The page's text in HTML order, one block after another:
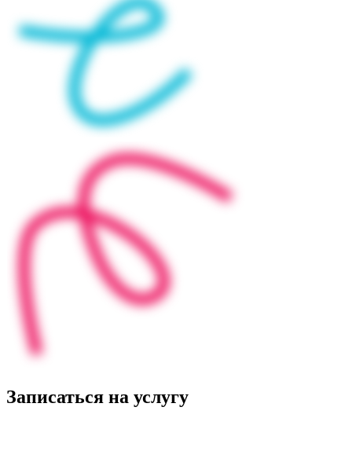
Записаться на услугу